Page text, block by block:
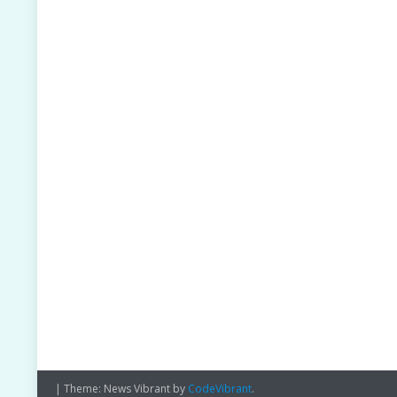
| Theme: News Vibrant by CodeVibrant.